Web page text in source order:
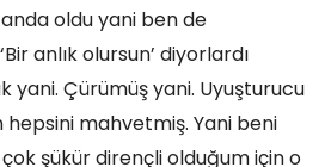
oldu yani ben de
anlık olursun’ diyorlardı
yani. Çürümüş yani. Uyuşturucu
hepsini mahvetmiş. Yani beni
şükür dirençli olduğum için o